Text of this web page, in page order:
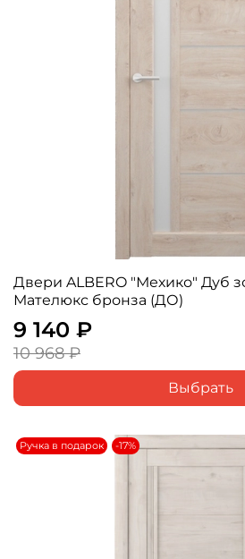
Двери ALBERO "Мехико" Дуб
Мателюкс бронза (ДО)
9 140 ₽
10 968 ₽
Выбрать
Ручка в подарок -17%